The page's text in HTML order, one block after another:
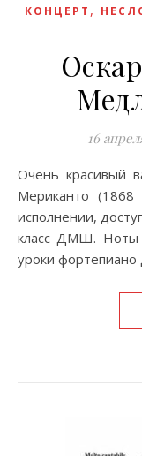
КОНЦЕРТ ,
16
Очень красивый вальс финского композитора Оскара
Мериканто
исполнении,
класс ДМШ. Ноты
уроки